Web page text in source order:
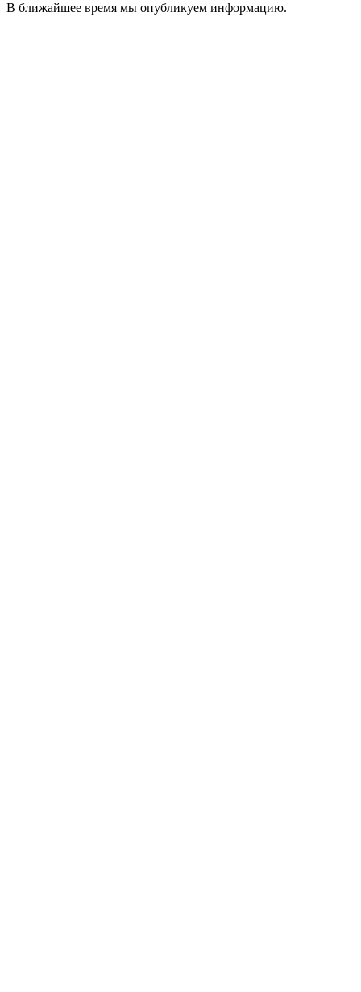
В ближайшее время мы опубликуем информацию.